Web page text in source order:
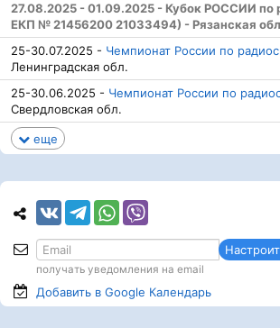
27.08.2025 - 01.09.2025 - Кубок РОССИИ по
ЕКП № 21456200 21033494) - Рязанская
25-30.07.2025 - Чемпионат России по
Ленинградская обл.
25-30.06.2025 - Чемпионат России по
Свердловская обл.
еще
получать уведомления на email
Добавить в Google Календарь